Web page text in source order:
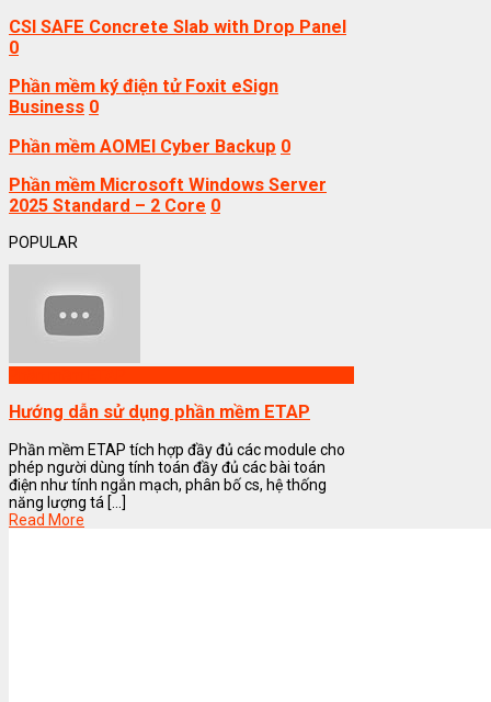
CSI SAFE Concrete Slab with Drop Panel
0
Phần mềm ký điện tử Foxit eSign
Business 0
Phần mềm AOMEI Cyber Backup 0
Phần mềm Microsoft Windows Server
2025 Standard – 2 Core 0
POPULAR
Hướng dẫn sử dụng phần mềm ETAP
Phần mềm ETAP tích hợp đầy đủ các module cho
phép người dùng tính toán đầy đủ các bài toán
điện như tính ngắn mạch, phân bố cs, hệ thống
năng lượng tá [...]
Read More